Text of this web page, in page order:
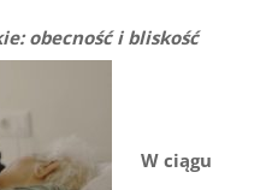
obecność i bliskość
W ciągu